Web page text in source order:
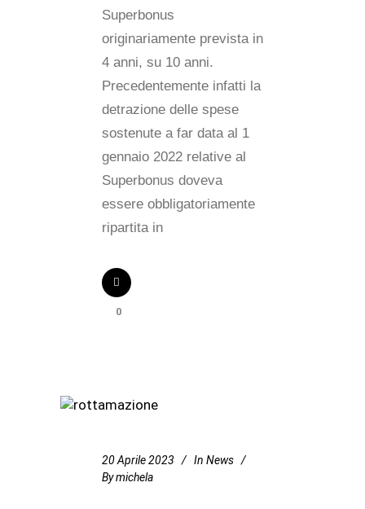
Superbonus
originariamente prevista in
4 anni, su 10 anni.
Precedentemente infatti la
detrazione delle spese
sostenute a far data al 1
gennaio 2022 relative al
Superbonus doveva
essere obbligatoriamente
ripartita in
0
20 Aprile 2023 In News
Bymichela